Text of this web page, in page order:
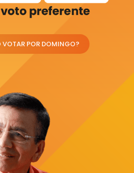
POR DOMINGO?